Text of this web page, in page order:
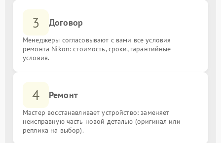
3 Договор
Менеджеры согласовывают с вами все условия
ремонта Nikon: стоимость, сроки, гарантийные
условия.
4 Ремонт
Мастер восстанавливает устройство: заменяет
неисправную часть новой деталью (оригинал или
реплика на выбор).